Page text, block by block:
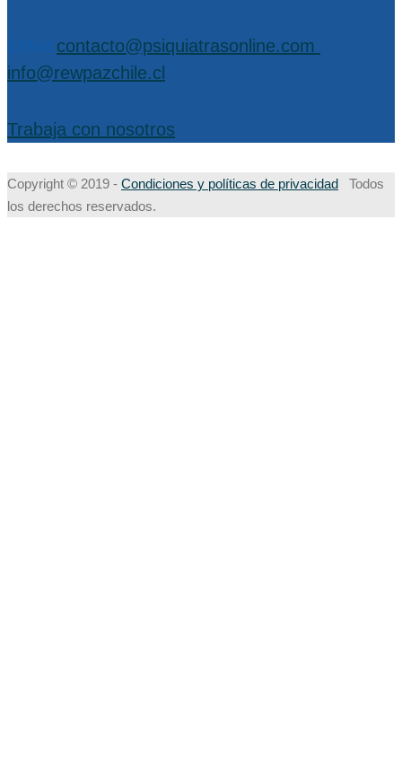
contacto@psiquiatrasonline.com
info@rewpazchile.cl
Trabaja con nosotros
Copyright © 2019 - Condiciones y políticas de privacidad
Todos
los derechos reservados.